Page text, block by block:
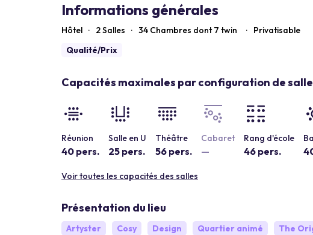
Informations générales
Hôtel · 2 Salles · 34 Chambres dont 7 twin ·
Privatisable
Qualité/Prix
Capacités maximales par configuration de salle
Réunion
40 pers.
Salle en U
25 pers.
Théâtre
56 pers.
Cabaret
—
Rang d'école
46 pers.
Voir toutes les capacités des salles
Présentation du lieu
Artyster Cosy Design Quartier animé
The